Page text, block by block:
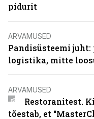
pidurit
ARVAMUSED
Pandisüsteemi
logistika, mitte
ARVAMUSED
Restoranitest.
tõestab, et